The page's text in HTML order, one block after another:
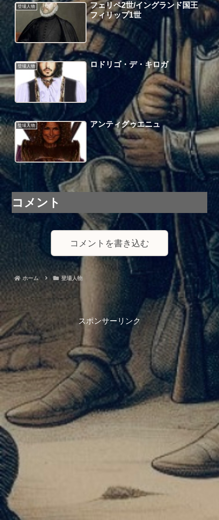
登場人物
フェリペ2世/イングランド国王
フィリップ1世
登場人物 ロドリゴ・デ・キロガ
登場人物 アンティグゥエニュ
コメント
コメントを書き込む
ホーム 登場人物
スポンサーリンク